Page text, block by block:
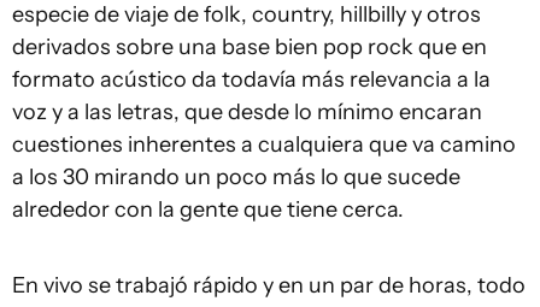
especie de viaje de folk, country, hillbilly y otros
derivados sobre una base bien pop rock que en
formato acústico da todavía más relevancia a la
voz y a las letras, que desde lo mínimo encaran
cuestiones inherentes a cualquiera que va camino
a los 30 mirando un poco más lo que sucede
alrededor con la gente que tiene cerca.
En vivo se trabajó rápido y en un par de horas, todo